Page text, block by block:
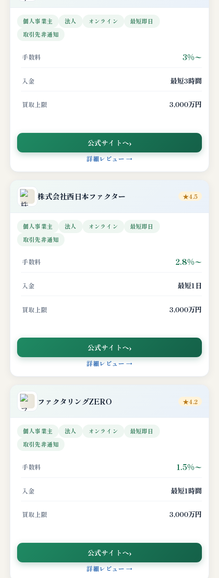
個人事業主 法人 オンライン
最短即日
取引先非通知
手数料 3%〜
入金 最短3時間
買取上限 3,000万円
公式サイトへ
詳細レビュー →
株式会社西日本ファクター ★4.5
個人事業主 法人 オンライン
最短即日
取引先非通知
手数料 2.8%〜
入金 最短1日
買取上限 3,000万円
公式サイトへ
詳細レビュー →
ファクタリングZERO ★4.2
個人事業主 法人 オンライン
最短即日
取引先非通知
手数料 1.5%〜
入金 最短1時間
買取上限 3,000万円
公式サイトへ
詳細レビュー →